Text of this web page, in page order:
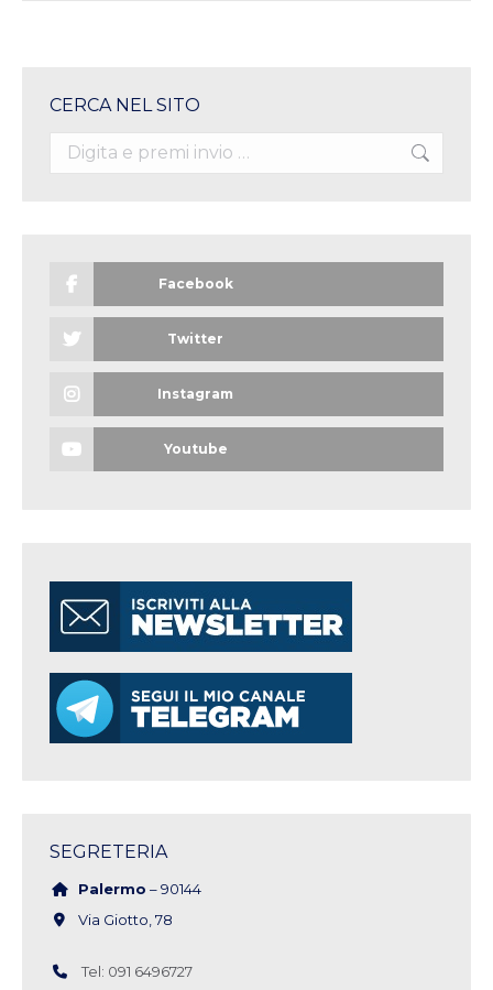
CERCA NEL SITO
Search:
Facebook
Twitter
Instagram
Youtube
SEGRETERIA
Palermo – 90144
Via Giotto, 78
Tel: 091 6496727